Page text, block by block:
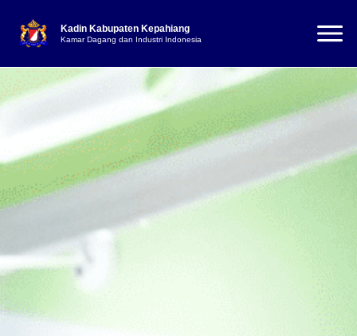
Kadin Kabupaten Kepahiang
Kamar Dagang dan Industri Indonesia